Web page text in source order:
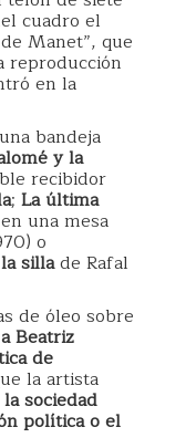
cuadro el
Manet”, que
reproducción
en la
bandeja
y la
recibidor
; La última
una mesa
o
sillade Rafal
de óleo sobre
Beatriz
de
la artista
sociedad
política o el